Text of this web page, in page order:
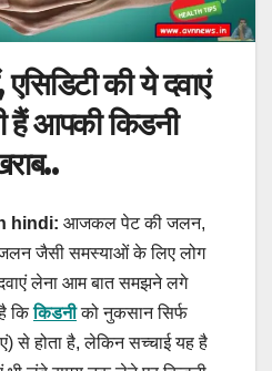
की ये दवाएं
हैं आपकी किडनी
hindi: आजकल पेट की जलन,
जैसी समस्याओं के लिए लोग
लेना आम बात समझने लगे
किकिडनी को नुकसान सिर्फ
से होता है, लेकिन सच्चाई यह है